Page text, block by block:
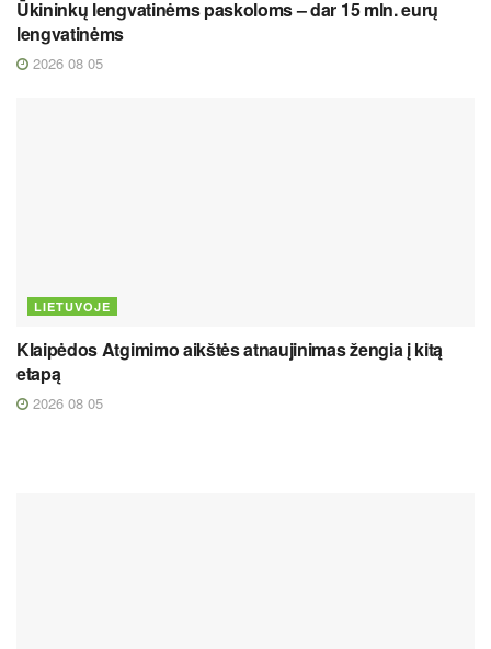
Ūkininkų lengvatinėms paskoloms – dar 15 mln. eurų
lengvatinėms
2026 08 05
LIETUVOJE
Klaipėdos Atgimimo aikštės atnaujinimas žengia į kitą
etapą
2026 08 05